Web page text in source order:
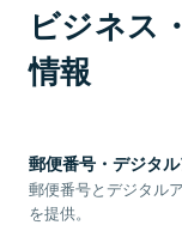
ビジネス
情報
郵便番号・デジタ
郵便番号とデジタル
を提供。